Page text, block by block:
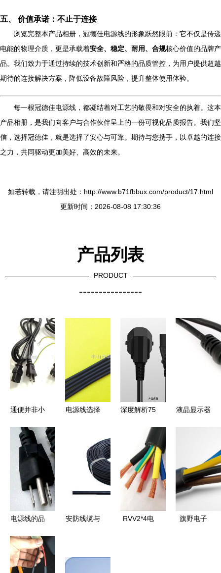
五、 价值承诺：不止于连接
浏览完整本产品相册，冠德佳电源线的形象跃然眼前：它不仅是传递
电能的物理介质，更是承载着安全、稳定、耐用、合规核心价值的品牌产
品。我们致力于通过持续的技术创新和严格的品质管控，为用户提供超越
期待的连接解决方案，降低设备故障风险，提升整体使用体验。
每一根冠德佳电源线，都凝结着对工艺的敬畏和对安全的执着。这本
产品相册，是我们向客户与合作伙伴呈上的一份可视化品质报告。我们坚
信，选择冠德佳，就是选择了安心与可靠。期待与您携手，以卓越的连接
之力，共同驱动更加美好、高效的未来。
如若转载，请注明出处：http://www.b71fbbux.com/product/17.html
更新时间：2026-08-08 17:30:36
产品列表
PRODUCT
----------------
通便并非小
上厕
所？“排便
神果”来
了，堪
称“肠道清
洁工”比西
用
电源线选择
套与小家电
到专业生产
的品质解析
深度解析75
用电源线
CCC国标三
芯电源线与
分体空调插
座如何匹
配？
液晶显示器
电源线的品
圳新安三兴
线材厂的专
安防线缆与
RVV2*4电
旗野电子